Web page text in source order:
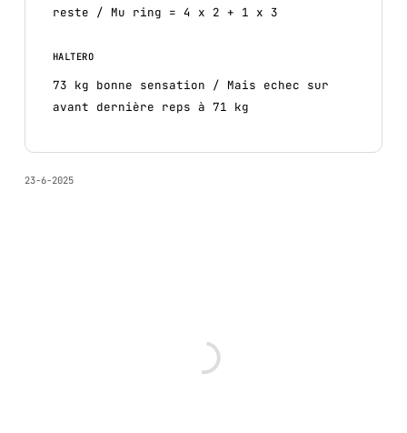
reste / Mu ring = 4 x 2 + 1 x 3
HALTERO
73 kg bonne sensation / Mais echec sur
avant dernière reps à 71 kg
23-6-2025